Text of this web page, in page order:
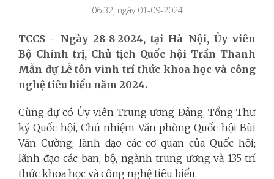
06:32, ngày 01-09-2024
TCCS - Ngày 28-8-2024, tại Hà Nội, Ủy viên
Bộ Chính trị, Chủ tịch Quốc hội Trần Thanh
Mẫn dự Lễ tôn vinh trí thức khoa học và công
nghệ tiêu biểu năm 2024.
Cùng dự có Ủy viên Trung ương Đảng, Tổng Thư
ký Quốc hội, Chủ nhiệm Văn phòng Quốc hội Bùi
Văn Cường; lãnh đạo các cơ quan của Quốc hội;
lãnh đạo các ban, bộ, ngành trung ương và 135 trí
thức khoa học và công nghệ tiêu biểu.